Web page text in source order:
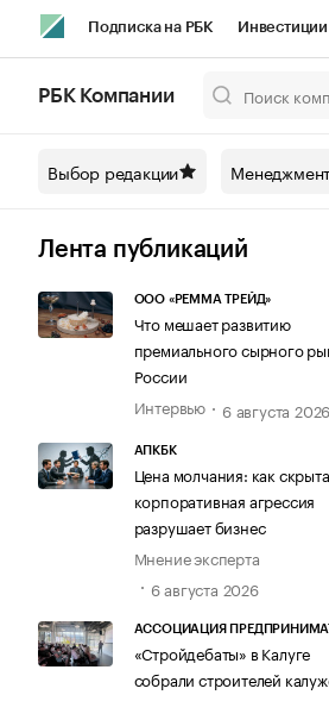
Подписка на РБК Инвестиции
Спецпроекты СПб
Технологии и медиа
РБК Компании
Выбор редакции
Лента публикаций
ООО «РЕММА ТРЕЙД»
Что мешает развитию
премиального сырного
России
Интервью
6 августа 2026
АПКБК
Цена молчания: как
корпоративная агрессия
разрушает бизнес
Мнение эксперта
6 августа 2026
АССОЦИАЦИЯ
«Стройдебаты» в Калуге
собрали строителей